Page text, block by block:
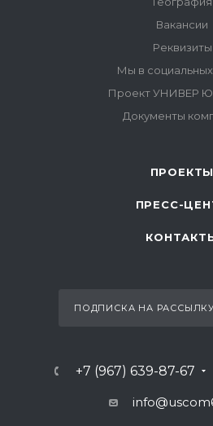
ПРОЕКТЫ
ПРЕСС-
ПОДПИСКА НА РАССЫЛКУ
+7 (967) 639-87-67